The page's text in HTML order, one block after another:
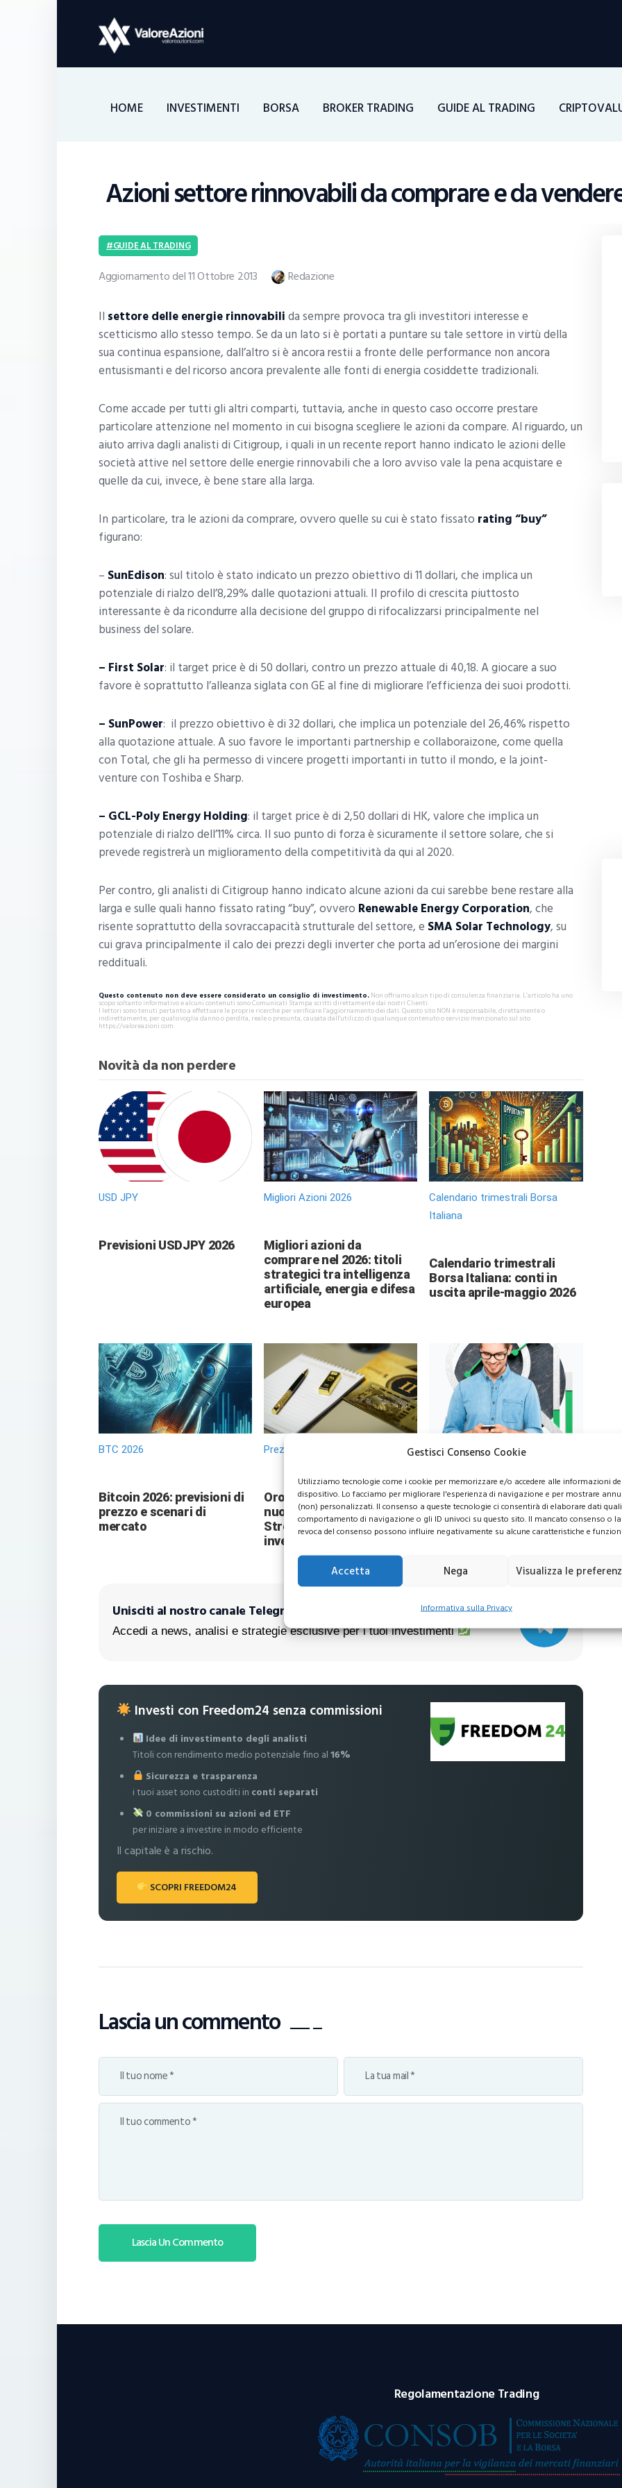
Gestisci Consenso Cookie
Utilizziamo tecnologie come i cookie per memorizzare e/o accedere alle informazioni
dispositivo. Lo facciamo per migliorare l'esperienza di navigazione e per mostrare
(non) personalizzati. Il consenso a queste tecnologie ci consentirà di elaborare dati
comportamento di navigazione o gli ID univoci su questo sito. Il mancato consenso o la
revoca del consenso possono influire negativamente su alcune caratteristiche e
Accetta Nega Visualizza le
Informativa sulla Privacy
HOME INVESTIMENTI BORSA BROKER TRADING GUIDE AL TRADING
Azioni settore rinnovabili da comprare e da
Investimenti
Borsa
Guide Al Trading
GUIDE AL TRADING
Aggiornamento del 11 Ottobre 2013 Redazione
Il settore delle energie rinnovabilida sempre provoca tra gli investitori interesse e
scetticismo allo stesso tempo. Se da un lato si è portati a puntare su tale settore in virtù della
sua continua espansione, dall’altro si è ancora restii a fronte delle performance non ancora
entusismanti e del ricorso ancora prevalente alle fonti di energia cosiddette tradizionali.
Come accade per tutti gli altri comparti, tuttavia, anche in questo caso occorre prestare
particolare attenzione nel momento in cui bisogna scegliere le azioni da compare. Al riguardo, un
aiuto arriva dagli analisti di Citigroup, i quali in un recente report hanno indicato le azioni delle
società attive nel settore delle energie rinnovabili che a loro avviso vale la pena acquistare e
quelle da cui, invece, è bene stare alla larga.
In particolare, tra le azioni da comprare, ovvero quelle su cui è stato fissato rating “buy”
figurano:
– SunEdison: sul titolo è stato indicato un prezzo obiettivo di 11 dollari, che implica un
potenziale di rialzo dell’8,29% dalle quotazioni attuali. Il profilo di crescita piuttosto
interessante è da ricondurre alla decisione del gruppo di rifocalizzarsi principalmente nel
business del solare.
– First Solar: il target price è di 50 dollari, contro un prezzo attuale di 40,18. A giocare a suo
favore è soprattutto l’alleanza siglata con GE al fine di migliorare l’efficienza dei suoi prodotti.
– SunPower: il prezzo obiettivo è di 32 dollari, che implica un potenziale del 26,46% rispetto
alla quotazione attuale. A suo favore le importanti partnership e collaboraizone, come quella
con Total, che gli ha permesso di vincere progetti importanti in tutto il mondo, e la joint-
venture con Toshiba e Sharp.
– GCL-Poly Energy Holding: il target price è di 2,50 dollari di HK, valore che implica un
potenziale di rialzo dell’11% circa. Il suo punto di forza è sicuramente il settore solare, che si
prevede registrerà un miglioramento della competitività da qui al 2020.
Per contro, gli analisti di Citigroup hanno indicato alcune azioni da cui sarebbe bene restare alla
larga e sulle quali hanno fissato rating “buy”, ovvero Renewable Energy Corporation, che
risente soprattutto della sovraccapacità strutturale del settore, e SMA Solar Technology, su
cui grava principalmente il calo dei prezzi degli inverter che porta ad un’erosione dei margini
reddituali.
Questo contenuto non deve essere considerato un consiglio di investimento.Non offriamo alcun tipo di consulenza finanziaria. L’articolo ha uno
scopo soltanto informativo e alcuni contenuti sono Comunicati Stampa scritti direttamente dai nostri Clienti.
I lettori sono tenuti pertanto a effettuare le proprie ricerche per verificare l’aggiornamento dei dati. Questo sito NON è responsabile, direttamente o
indirettamente, per qualsivoglia danno o perdita, reale o presunta, causata dall'utilizzo di qualunque contenuto o servizio menzionato sul sito
https://valoreazioni.com.
Novità da non perdere
USD JPY
Previsioni USDJPY 2026
Migliori Azioni 2026
Migliori azioni da
comprare nel 2026: titoli
strategici tra intelligenza
artificiale, energia e difesa
europea
Calendario trimestrali Borsa
Italiana
Calendario trimestrali
Borsa Italiana: conti in
uscita aprile-maggio 2026
BTC 2026
Bitcoin 2026: previsioni di
prezzo e scenari di
mercato
Prezzo Oro
Oro verso 6.000 dollari? Le
nuove previsioni di Wall
Street sorprendono gli
investitori
Azioni Bance Europee
Azioni banche europee da
mettere nel mirino nei
prossimi mesi
Unisciti al nostro canale Telegram!
Accedi a news, analisi e strategie esclusive per i tuoi investimenti
Investi con Freedom24 senza commissioni
Idee di investimento degli analisti
Titoli con rendimento medio potenziale fino al16%
Sicurezza e trasparenza
i tuoi asset sono custoditi in conti separati
0 commissioni su azioni ed ETF
per iniziare a investire in modo efficiente
Il capitale è a rischio.
SCOPRI FREEDOM24
Lascia un commento
Regolamentazione Trading